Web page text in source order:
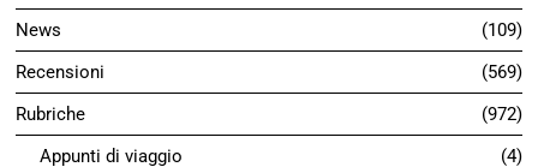
News
109
Recensioni
569
Rubriche
972
Appunti di viaggio
4